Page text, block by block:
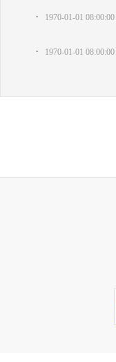
· 1970-01-01 08:00:00
· 1970-01-01 08:00:00